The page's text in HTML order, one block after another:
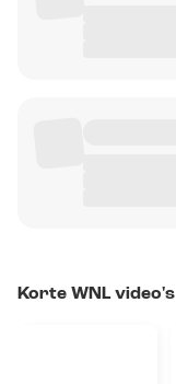
Korte WNL video's